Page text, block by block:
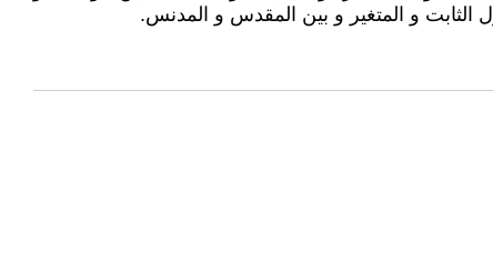
الثابت و المتغير و بين المقدس و المدنس.